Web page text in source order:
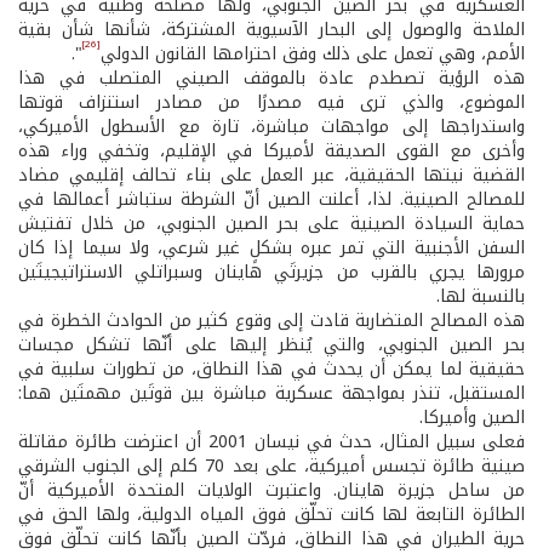
الملاحة والوصول إلى البحار الآسيوية المشتركة، شأنها شأن بقية
الأمم، وهي تعمل على ذلك وفق احترامها القانون الدولي[26]
".
هذه الرؤية تصطدم عادة بالموقف الصيني المتصلب في هذا
الموضوع، والذي ترى فيه مصدرًا من مصادر استنزاف قوتها
واستدراجها إلى مواجهات مباشرة، تارة مع الأسطول الأميركي،
وأخرى مع القوى الصديقة لأميركا في الإقليم، وتخفي وراء هذه
القضية نيتها الحقيقية، عبر العمل على بناء تحالف إقليمي مضاد
للمصالح الصينية. لذا، أعلنت الصين أنّ الشرطة ستباشر أعمالها في
حماية السيادة الصينية على بحر الصين الجنوبي، من خلال تفتيش
السفن الأجنبية التي تمر عبره بشكلٍ غير شرعي، ولا سيما إذا كان
مرورها يجري بالقرب من جزيرتَي هاينان وسبراتلي الاستراتيجيتَين
بالنسبة لها.
هذه المصالح المتضاربة قادت إلى وقوع كثير من الحوادث الخطرة في
بحر الصين الجنوبي، والتي يُنظر إليها على أنّها تشكل مجسات
حقيقية لما يمكن أن يحدث في هذا النطاق، من تطورات سلبية في
المستقبل، تنذر بمواجهة عسكرية مباشرة بين قوتَين مهمتَين هما:
الصين وأميركا.
فعلى سبيل المثال، حدث في نيسان 2001 أن اعترضت طائرة مقاتلة
صينية طائرة تجسس أميركية، على بعد 70 كلم إلى الجنوب الشرقي
من ساحل جزيرة هاينان. واعتبرت الولايات المتحدة الأميركية أنّ
الطائرة التابعة لها كانت تحلّق فوق المياه الدولية، ولها الحق في
حرية الطيران في هذا النطاق، فردّت الصين بأنّها كانت تحلّق فوق